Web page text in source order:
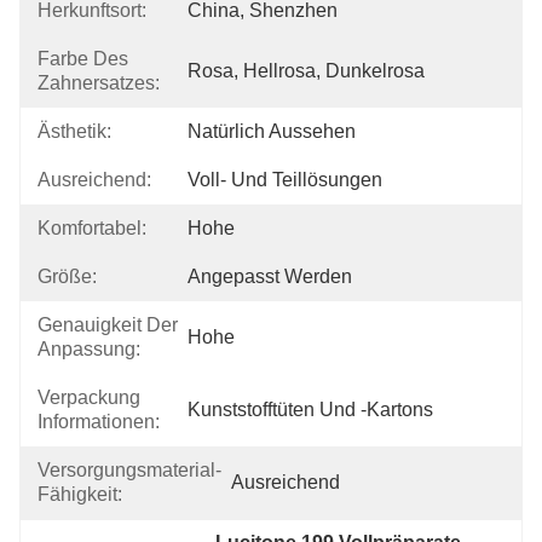
Herkunftsort: China, Shenzhen
Farbe Des
Zahnersatzes:
Rosa, Hellrosa, Dunkelrosa
Ästhetik: Natürlich Aussehen
Ausreichend: Voll- Und Teillösungen
Komfortabel: Hohe
Größe: Angepasst Werden
Genauigkeit Der
Anpassung:
Hohe
Verpackung
Informationen:
Kunststofftüten Und -kartons
Versorgungsmaterial-
Fähigkeit:
Ausreichend